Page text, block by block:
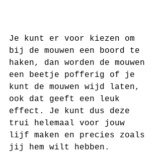
Je kunt er voor kiezen om
bij de mouwen een boord te
haken, dan worden de mouwen
een beetje pofferig of je
kunt de mouwen wijd laten,
ook dat geeft een leuk
effect. Je kunt dus deze
trui helemaal voor jouw
lijf maken en precies zoals
jij hem wilt hebben.